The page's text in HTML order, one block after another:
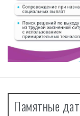
Памятные